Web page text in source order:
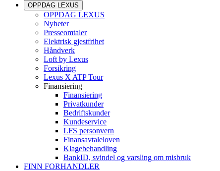
OPPDAG LEXUS
OPPDAG LEXUS
Nyheter
Presseomtaler
Elektrisk gjestfrihet
Håndverk
Loft by Lexus
Forsikring
Lexus X ATP Tour
Finansiering
Finansiering
Privatkunder
Bedriftskunder
Kundeservice
LFS personvern
Finansavtaleloven
Klagebehandling
BankID, svindel og varsling om misbruk
FINN FORHANDLER